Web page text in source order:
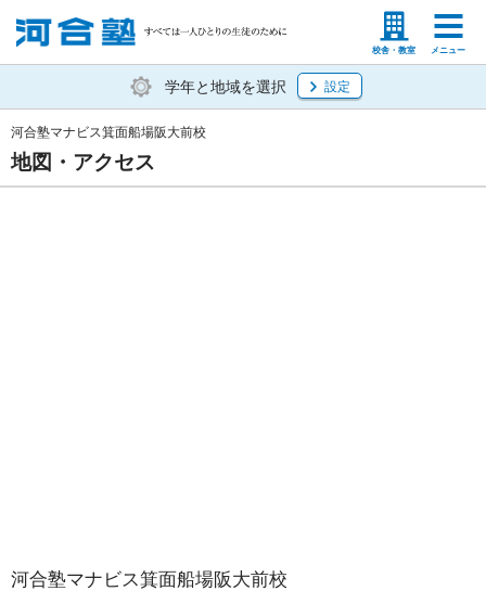
校舎・教室 メニュー
塾生の方 高等学校の先生
学年と地域を選択 設定
地図・アクセス
河合塾マナビス箕面船場阪大前校
河合塾マナビス箕面船場阪大前校